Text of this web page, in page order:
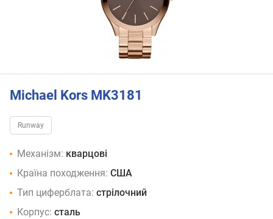
Michael Kors MK3181
Runway
Механізм: кварцові
Країна походження: США
Тип циферблата: стрілочний
Корпус: сталь